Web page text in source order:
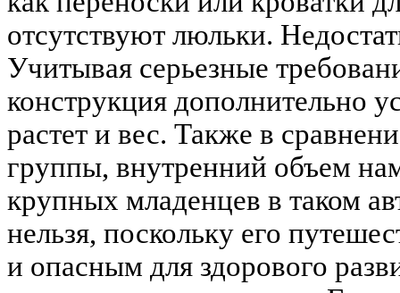
отсутствуют люльки.
Учитывая серьезные
конструкция дополнительно
растет и вес. Также в
группы, внутренний объем
крупных младенцев в таком
нельзя, поскольку его
и опасным для здорового